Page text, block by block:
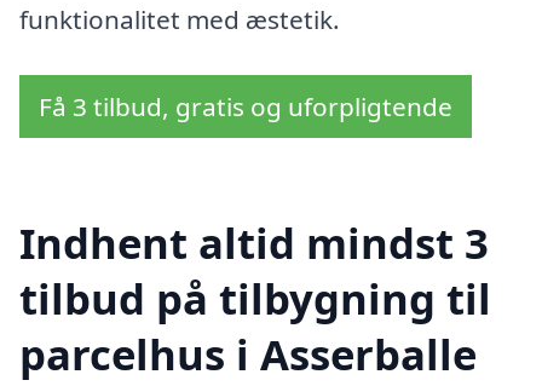
funktionalitet med æstetik.
Få 3 tilbud, gratis og uforpligtende
Indhent altid mindst 3
tilbud på tilbygning til
parcelhus i Asserballe